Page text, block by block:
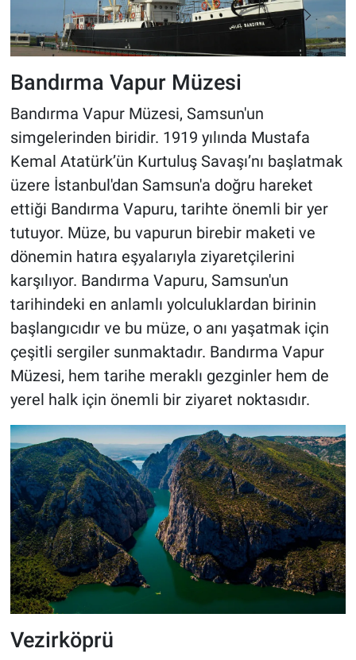
Bandırma Vapur Müzesi
Bandırma Vapur Müzesi, Samsun'un
simgelerinden biridir. 1919 yılında Mustafa
Kemal Atatürk’ün Kurtuluş Savaşı’nı başlatmak
üzere İstanbul'dan Samsun'a doğru hareket
ettiği Bandırma Vapuru, tarihte önemli bir yer
tutuyor. Müze, bu vapurun birebir maketi ve
dönemin hatıra eşyalarıyla ziyaretçilerini
karşılıyor. Bandırma Vapuru, Samsun'un
tarihindeki en anlamlı yolculuklardan birinin
başlangıcıdır ve bu müze, o anı yaşatmak için
çeşitli sergiler sunmaktadır. Bandırma Vapur
Müzesi, hem tarihe meraklı gezginler hem de
yerel halk için önemli bir ziyaret noktasıdır.
Vezirköprü